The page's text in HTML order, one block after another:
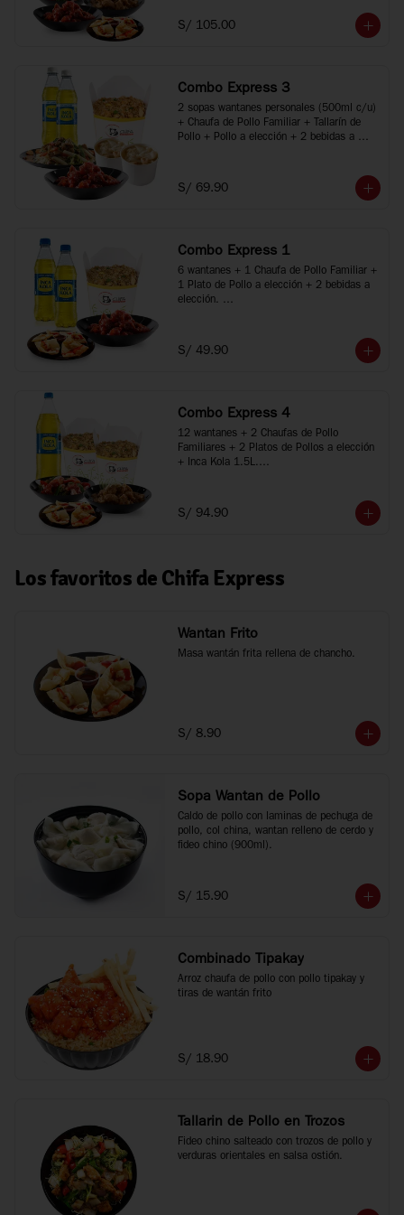
S/ 105.00
Combo Express 3
2 sopas wantanes personales (500ml c/u)
+ Chaufa de Pollo Familiar + Tallarín de
Pollo + Pollo a elección + 2 bebidas a
personas
*Imágenes referenciales
S/ 69.90
Combo Express 1
6 wantanes + 1 Chaufa de Pollo Familiar +
1 Plato de Pollo a elección + 2 bebidas a
elección.
S/ 49.90
Combo Express 4
12 wantanes + 2 Chaufas de Pollo
Familiares + 2 Platos de Pollos a elección
+ Inca Kola 1.5L.
*Imágenes referenciales
S/ 94.90
Los favoritos de Chifa Express
Wantan Frito
Masa wantán frita rellena de chancho.
S/ 8.90
Sopa Wantan de Pollo
Caldo de pollo con laminas de pechuga de
pollo, col china, wantan relleno de cerdo y
fideo chino (900ml).
S/ 15.90
Combinado Tipakay
Arroz chaufa de pollo con pollo tipakay y
tiras de wantán frito
S/ 18.90
Tallarin de Pollo en Trozos
Fideo chino salteado con trozos de pollo y
verduras orientales en salsa ostión.